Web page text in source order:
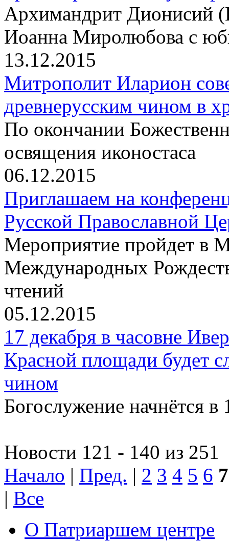
Архимандрит Дионисий
Иоанна Миролюбова с
13.12.2015
Митрополит Иларион
древнерусским чином в
По окончании
освящения иконостаса
06.12.2015
Приглашаем на
Русской Православной
Мероприятие пройдет в
Международных
чтений
05.12.2015
17 декабря в часовне
Красной площади будет
чином
Богослужение начнётся в
Новости 121 - 140 из 251
Начало | Пред. | 2 3 4 5 6 7
| Все
О Патриаршем центре